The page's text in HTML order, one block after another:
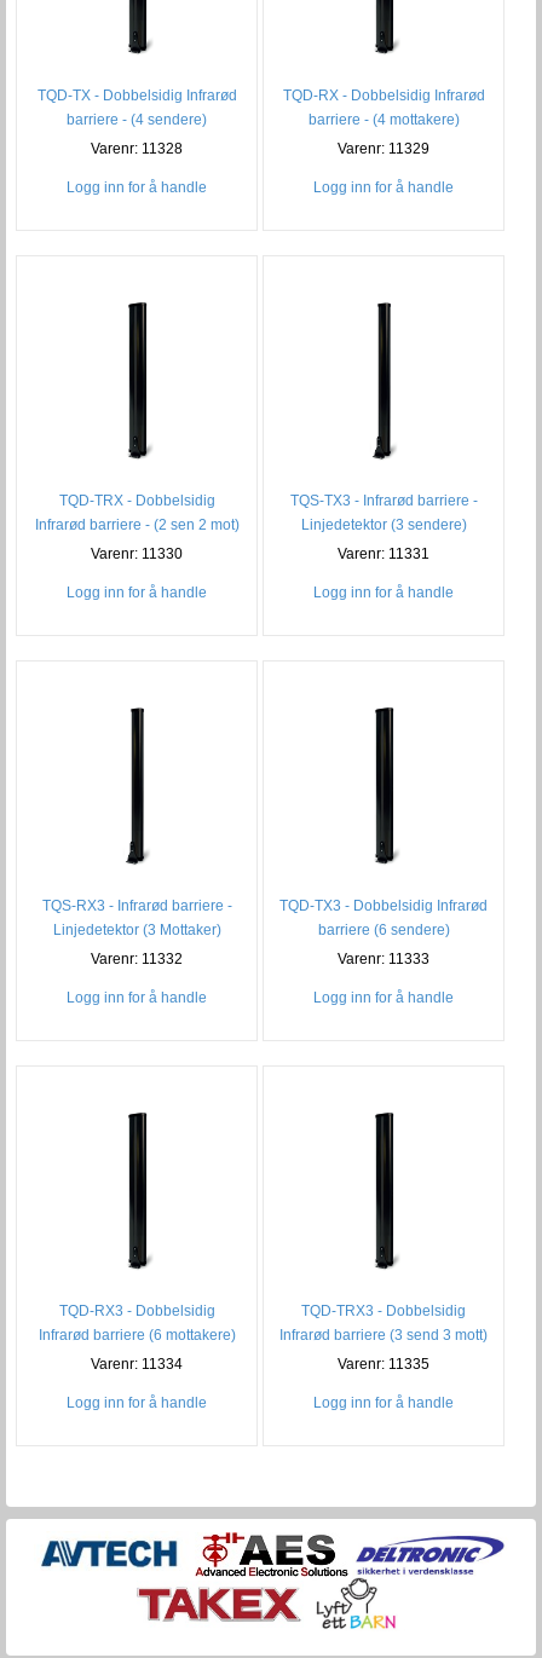
TQD-TX - Dobbelsidig Infrarød
barriere - (4 sendere)
Varenr: 11328
Logg inn for å handle
TQD-RX - Dobbelsidig Infrarød
barriere - (4 mottakere)
Varenr: 11329
Logg inn for å handle
TQD-TRX - Dobbelsidig
Infrarød barriere - (2 sen 2 mot)
Varenr: 11330
Logg inn for å handle
TQS-TX3 - Infrarød barriere -
Linjedetektor (3 sendere)
Varenr: 11331
Logg inn for å handle
TQS-RX3 - Infrarød barriere -
Linjedetektor (3 Mottaker)
Varenr: 11332
Logg inn for å handle
TQD-TX3 - Dobbelsidig Infrarød
barriere (6 sendere)
Varenr: 11333
Logg inn for å handle
TQD-RX3 - Dobbelsidig
Infrarød barriere (6 mottakere)
Varenr: 11334
Logg inn for å handle
TQD-TRX3 - Dobbelsidig
Infrarød barriere (3 send 3 mott)
Varenr: 11335
Logg inn for å handle